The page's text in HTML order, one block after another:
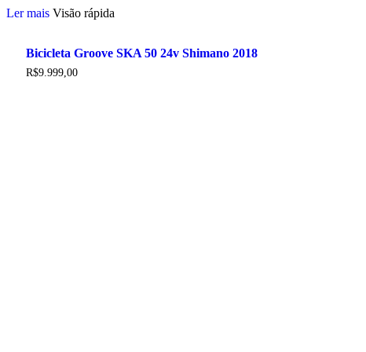
Ler mais Visão rápida
Bicicleta Groove SKA 50 24v Shimano 2018
R$9.999,00